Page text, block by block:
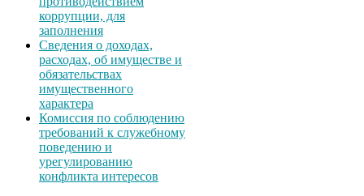
коррупции, для
заполнения
Сведения о доходах,
расходах, об имуществе и
обязательствах
имущественного
характера
Комиссия по соблюдению
требований к служебному
поведению и
урегулированию
конфликта интересов